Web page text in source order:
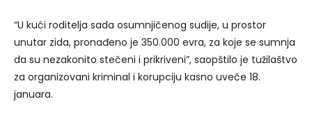
“U kući roditelja sada osumnjičenog sudije, u prostor
unutar zida, pronađeno je 350.000 evra, za koje se sumnja
da su nezakonito stečeni i prikriveni”, saopštilo je tužilaštvo
za organizovani kriminal i korupciju kasno uveče 18.
januara.